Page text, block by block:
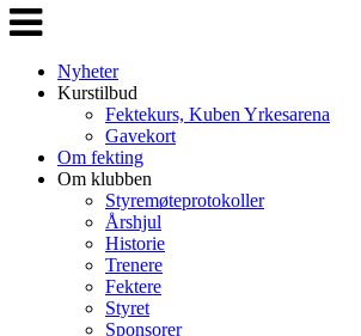
Veksle
navigasjon
Nyheter
Kurstilbud
Fektekurs, Kuben Yrkesarena
Gavekort
Om fekting
Om klubben
Styremøteprotokoller
Årshjul
Historie
Trenere
Fektere
Styret
Sponsorer